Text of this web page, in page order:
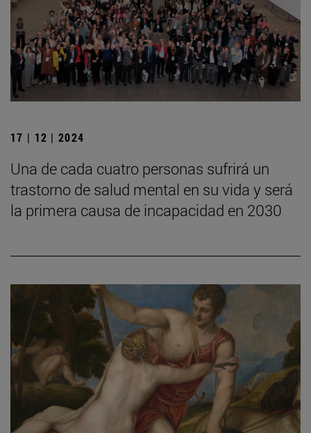
17 | 12 | 2024
Una de cada cuatro personas sufrirá un
trastorno de salud mental en su vida y será
la primera causa de incapacidad en 2030